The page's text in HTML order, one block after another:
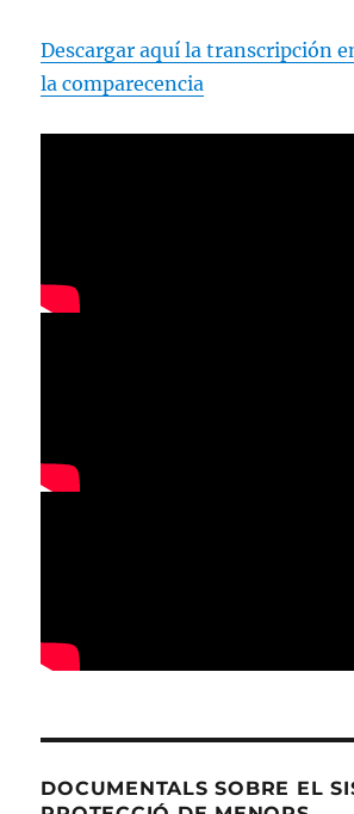
Descargar aquí la transcripción
la comparecencia
DOCUMENTALS SOBRE EL